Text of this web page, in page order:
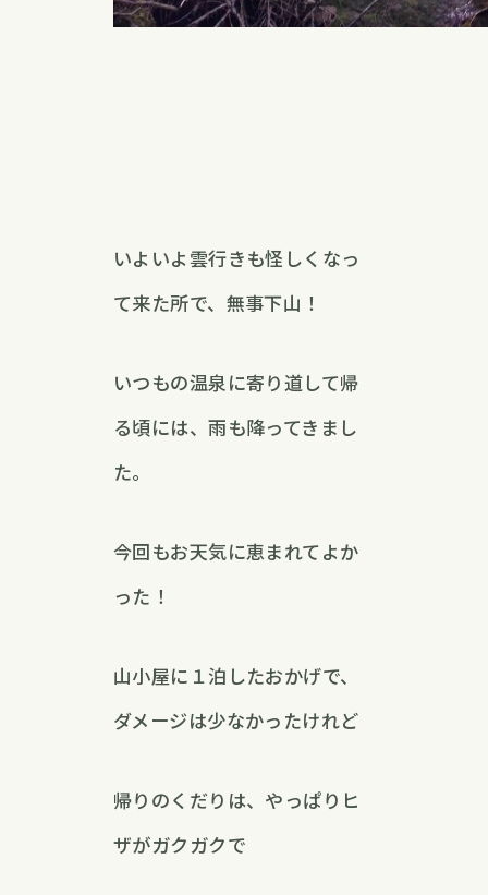
いよいよ雲行きも怪しくなっ
て来た所で、無事下山！
いつもの温泉に寄り道して帰
る頃には、雨も降ってきまし
た。
今回もお天気に恵まれてよか
った！
山小屋に１泊したおかげで、
ダメージは少なかったけれど
帰りのくだりは、やっぱりヒ
ザがガクガクで